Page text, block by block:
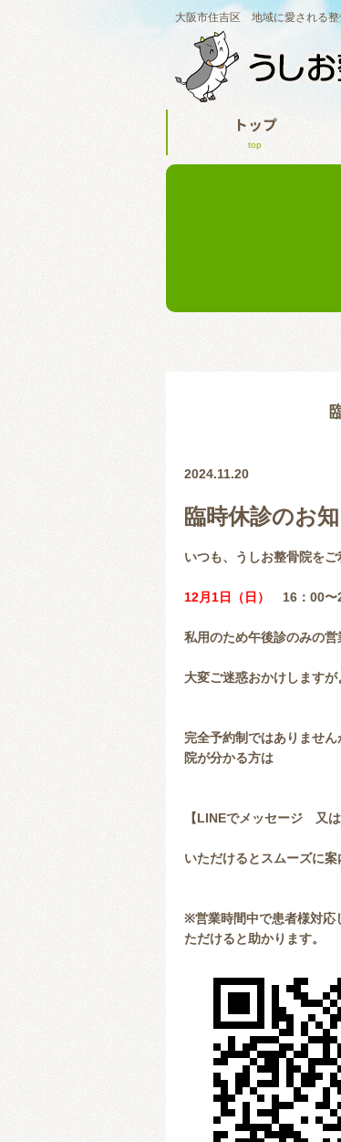
大阪市住吉区 地域に愛される整
トップ
top
2024.11.20
臨時休診のお
いつも、うしお整骨院をご
12月1日（日） 16：00
私用のため午後診のみの営
大変ご迷惑おかけしますが
完全予約制ではありませ
院が分かる方は
【LINEでメッセージ 又
いただけるとスムーズに案
※営業時間中で患者様対
ただけると助かります。